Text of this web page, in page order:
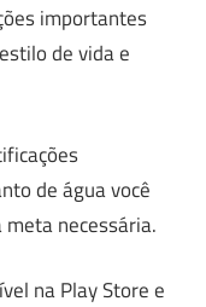
importantes
de vida e
de água você
necessária.
na Play Store e